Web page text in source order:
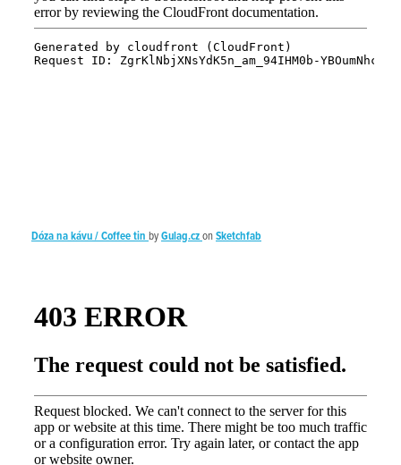
Dóza na kávu / Coffee tin byGulag.czonSketchfab